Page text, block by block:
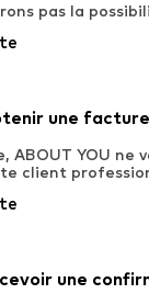
pas la
une
ABOUT YOU
client
une